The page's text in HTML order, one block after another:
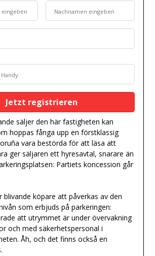
säljer den här fastigheten kan
hoppas fånga upp en förstklassig
vara bestörda för att läsa att
ger säljaren ett hyresavtal, snarare än
Partiets koncession går
blivande köpare att påverkas av den
som erbjuds på parkeringen:
att utrymmet är under övervakning
och med säkerhetspersonal i
Åh, och det finns också en